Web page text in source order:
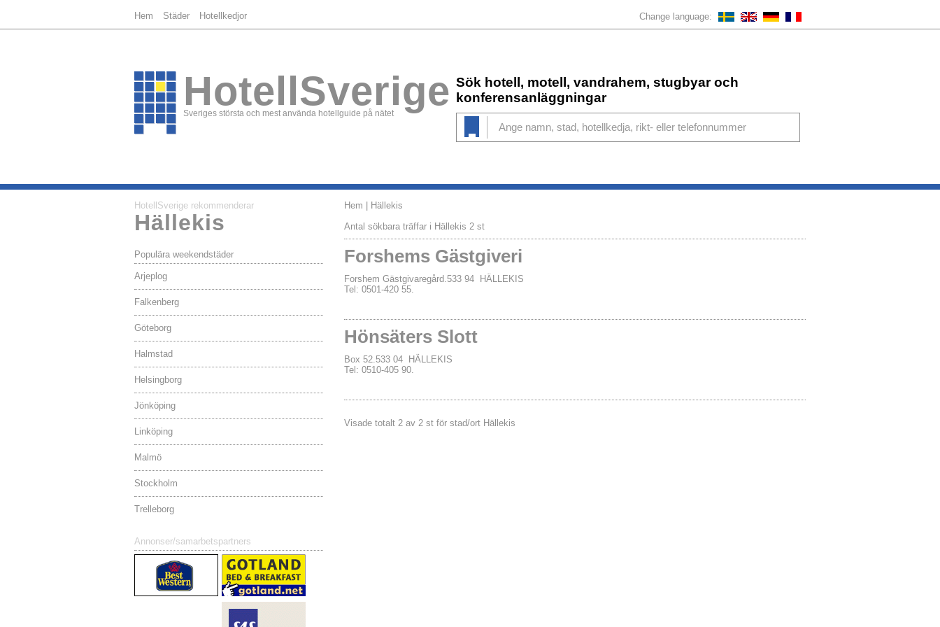
Hem Städer Hotellkedjor Change language:
HotellSverige
Sveriges största och mest använda hotellguide på nätet
Sök hotell, motell, vandrahem, stugbyar och
konferensanläggningar
HotellSverige rekommenderar
Hällekis
Populära weekendstäder
Arjeplog
Falkenberg
Göteborg
Halmstad
Helsingborg
Jönköping
Linköping
Malmö
Stockholm
Trelleborg
Annonser/samarbetspartners
Hem | Hällekis
Antal sökbara träffar i Hällekis 2 st
Forshems Gästgiveri
Forshem Gästgivaregård.533 94 HÄLLEKIS
Tel: 0501-420 55.
Hönsäters Slott
Box 52.533 04 HÄLLEKIS
Tel: 0510-405 90.
Visade totalt 2 av 2 st för stad/ort Hällekis